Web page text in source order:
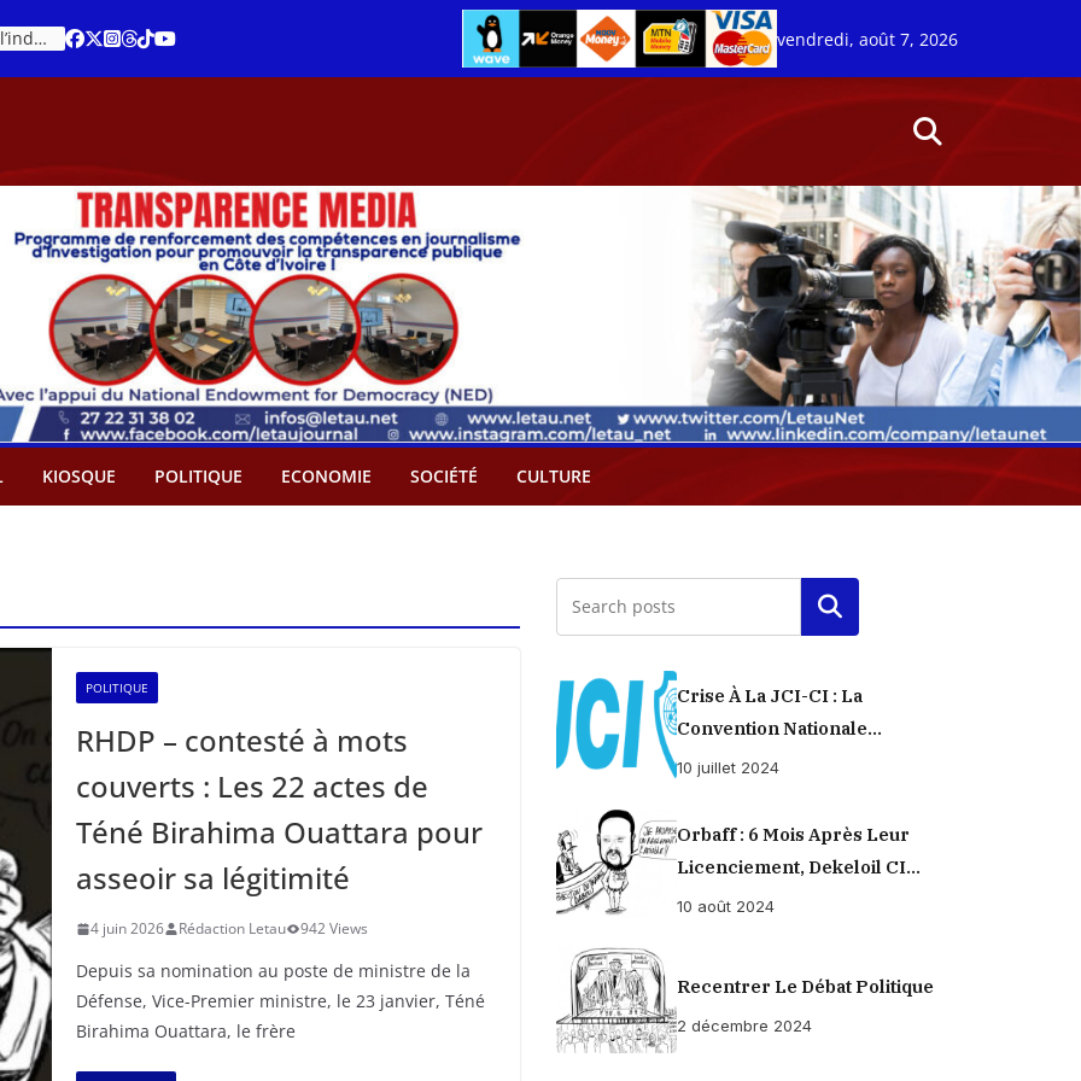
An 66 de la Côte d’Ivoire : Célébration de l’indépendance ou cérémonie d’hommage à Ouattara ?
Cacao – Prix minimum garanti : Des producteurs demande son abandon
vendredi, août 7, 2026
KIOSQUE POLITIQUE ECONOMIE SOCIÉTÉ CULTURE
POLITIQUE
RHDP – contesté à mots
couverts : Les 22 actes de
Téné Birahima Ouattara pour
asseoir sa légitimité
4 juin 2026 Rédaction Letau 942 Views
Depuis sa nomination au poste de ministre de la
Défense, Vice-Premier ministre, le 23 janvier, Téné
Birahima Ouattara, le frère
Rechercher
Crise À La JCI-CI : La
Convention Nationale
Provisoirement Suspendue
10 juillet 2024
Orbaff : 6 Mois Après Leur
Licenciement, Dekeloil CI
Propose À Ses Ex-Ouvriers Un
10 août 2024
Recentrer Le Débat Politique
2 décembre 2024